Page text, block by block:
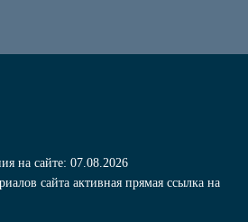
на сайте: 07.08.2026
сайта активная прямая ссылка на